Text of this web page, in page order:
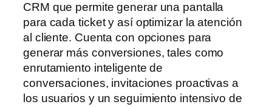
CRM que permite generar una pantalla
para cada ticket y así optimizar la atención
al cliente. Cuenta con opciones para
generar más conversiones, tales como
enrutamiento inteligente de
conversaciones, invitaciones proactivas a
los usuarios y un seguimiento intensivo de